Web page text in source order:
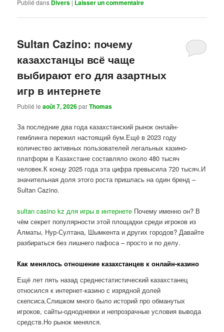
Publié dans Divers | Laisser un commentaire
Sultan Cazino: почему
казахстанцы всё чаще
выбирают его для азартных
игр в интернете
Publié leaoût 7, 2026parThomas
За последние два года казахстанский рынок онлайн-
гемблинга пережил настоящий бум.Ещё в 2023 году
количество активных пользователей легальных казино-
платформ в Казахстане составляло около 480 тысяч
человек.К концу 2025 года эта цифра превысила 720 тысяч.И
значительная доля этого роста пришлась на один бренд –
Sultan Cazino.
sultan casino kz для игры в интернете Почему именно он? В
чём секрет популярности этой площадки среди игроков из
Алматы, Нур-Султана, Шымкента и других городов? Давайте
разбираться без лишнего пафоса – просто и по делу.
Как менялось отношение казахстанцев к онлайн-казино
Ещё лет пять назад среднестатистический казахстанец
относился к интернет-казино с изрядной долей
скепсиса.Слишком много было историй про обманутых
игроков, сайты-однодневки и непрозрачные условия вывода
средств.Но рынок менялся.